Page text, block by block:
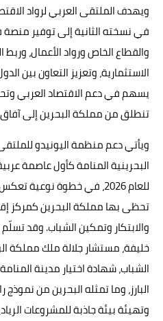
ويهدف الملتقى العربي لرواد
في نسخته الثانية إلى توفير منصة
والقطاع الخاص ورواد الأعمال، وربط
الاستثمارية، وتعزيز التعاون بين
يسهم في دعم الاقتصاد العربي
تنطلق من مملكة البحرين إلى
ويأتي دعم منظمة اليونيدو
البحرينية المنامة كأول عاصمة
للعام 2026، في خطوة نوعية
تحظى بها مملكة البحرين كمركز
والابتكار وتمكين الشباب. وقد
خليفة، مستشار جلالة ملك مملكة
الشباب، شهادة اختيار مدينة
البارز، وما تمثله البحرين من نموذج
وتهيئة بيئة جاذبة للمشروعات